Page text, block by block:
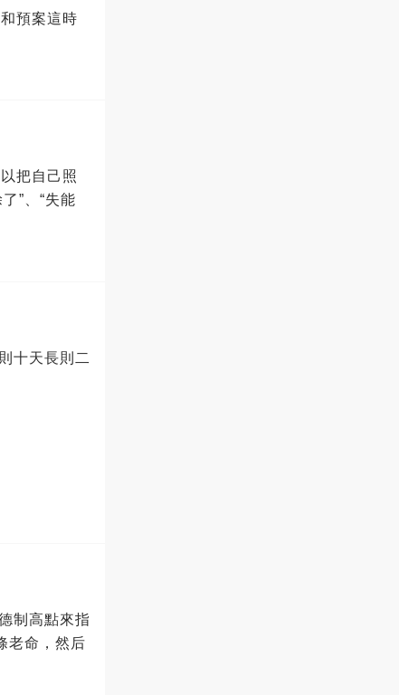
預案這時
把自己照
”、“失能
十天長則二
制高點來指
老命，然后